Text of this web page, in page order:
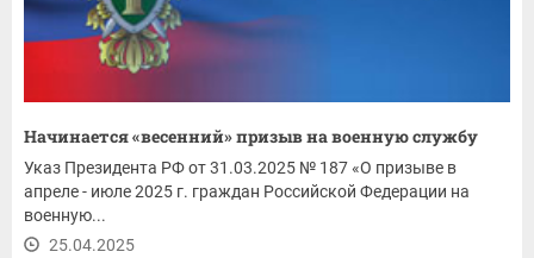
Начинается «весенний» призыв на военную службу
Указ Президента РФ от 31.03.2025 № 187 «О призыве в
апреле - июле 2025 г. граждан Российской Федерации на
военную...
25.04.2025